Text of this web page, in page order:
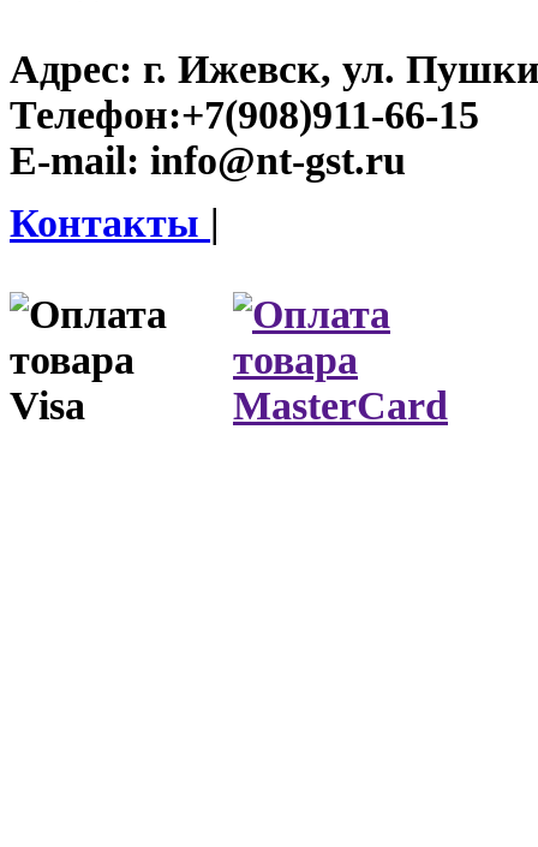
Адрес: г. Ижевск, ул.
Телефон:+7(908)911-66-15
E-mail: info@nt-gst.ru
Контакты |